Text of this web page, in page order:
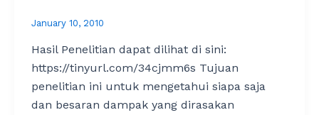
January 10, 2010
Hasil Penelitian dapat dilihat di sini:
https://tinyurl.com/34cjmm6s Tujuan
penelitian ini untuk mengetahui siapa saja
dan besaran dampak yang dirasakan